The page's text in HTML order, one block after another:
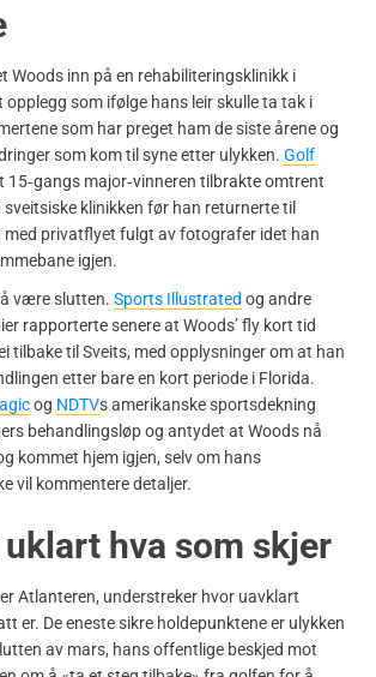
Woods inn på en rehabiliteringsklinikk i
opplegg som ifølge hans leir skulle ta tak i
som har preget ham de siste årene og
som kom til syne etter ulykken. Golf
15‑gangs major‑vinneren tilbrakte omtrent
sveitsiske klinikken før han returnerte til
med privatflyet fulgt av fotografer idet han
igjen.
å være slutten. Sports Illustrated og andre
rapporterte senere at Woods’ fly kort tid
tilbake til Sveits, med opplysninger om at han
etter bare en kort periode i Florida.
og NDTVs amerikanske sportsdekning
behandlingsløp og antydet at Woods nå
kommet hjem igjen, selv om hans
vil kommentere detaljer.
hva som skjer
Atlanteren, understreker hvor uavklart
er. De eneste sikre holdepunktene er ulykken
av mars, hans offentlige beskjed mot